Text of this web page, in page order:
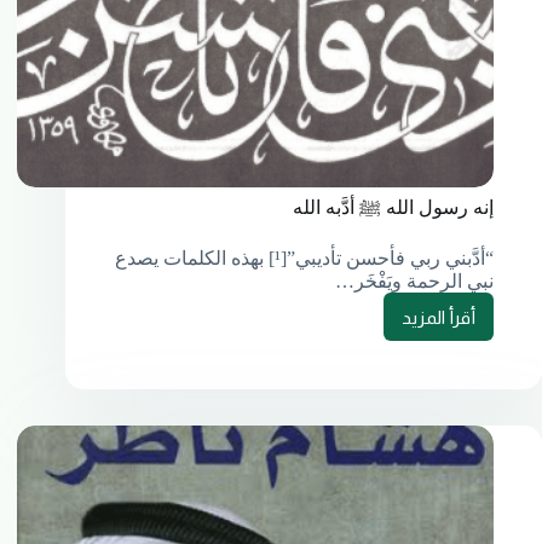
إنه رسول الله ﷺ أدَّبه الله
“أدَّبني ربي فأحسن تأديبي”[¹] بهذه الكلمات يصدع
نبي الرحمة ويَفْخَر…
أقرأ المزيد